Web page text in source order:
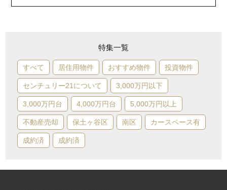
特集一覧
すべて 居住用物件 おすすめ物件 投資物件
センチュリー21について 3,000万円以下
3,000万円台 4,000万円台 5,000万円以上
不動産売却 保土ヶ谷区 南区 カースペース有
成約済 成約済